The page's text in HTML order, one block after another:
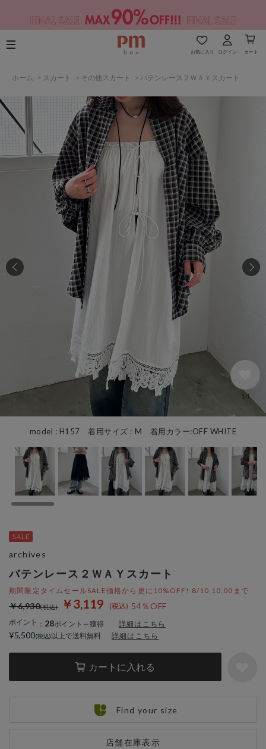
お気に入り ログイン カート
ホーム > スカート > その他スカート > バテンレース２ＷＡＹスカート
model : H157 着用サイズ : M 着用カラー:OFF WHITE
14
バテンレース２ＷＡＹスカート
期間限定タイムセールSALE価格から更に10%OFF! 8/10 10:00まで
￥3,119 54％OFF
￥6,930
ポイント ： 28ポイント～獲得 詳細はこちら
カートに入れる
店舗在庫表示
archives
¥5,500 以上で送料無料 詳細はこちら
Find your size